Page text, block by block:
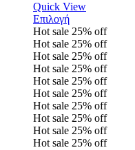
Quick View
Επιλογή
Hot sale 25% off
Hot sale 25% off
Hot sale 25% off
Hot sale 25% off
Hot sale 25% off
Hot sale 25% off
Hot sale 25% off
Hot sale 25% off
Hot sale 25% off
Hot sale 25% off